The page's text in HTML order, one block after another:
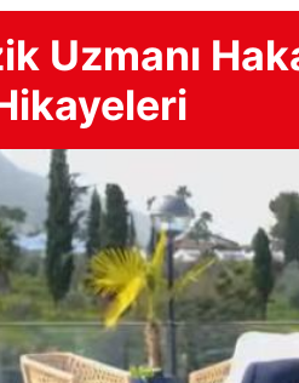
Uzmanı